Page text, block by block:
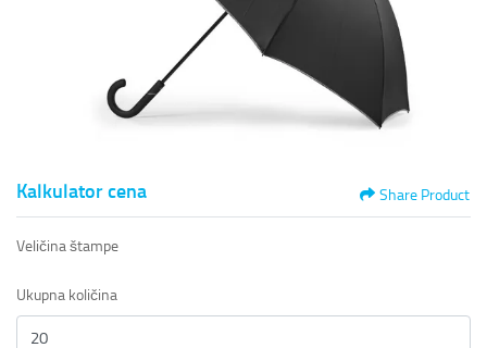
Kalkulator cena Share Product
Veličina štampe
Ukupna količina